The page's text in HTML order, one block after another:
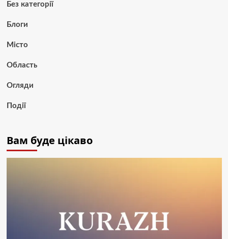
Без категорії
Блоги
Місто
Область
Огляди
Події
Вам буде цікаво